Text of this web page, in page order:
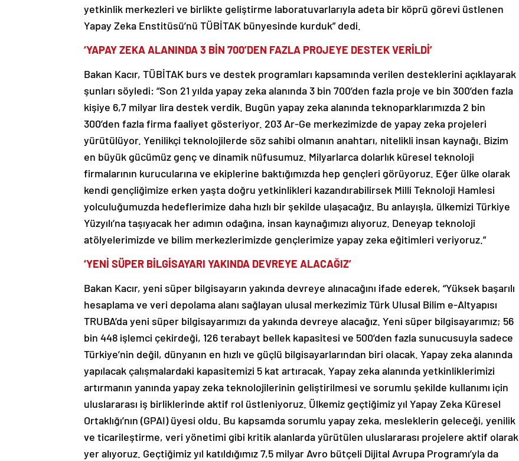
yetkinlik merkezleri ve birlikte geliştirme laboratuvarlarıyla adeta bir köprü görevi üstlenen
Yapay Zeka Enstitüsü’nü TÜBİTAK bünyesinde kurduk” dedi.
‘YAPAY ZEKA ALANINDA 3 BİN 700’DEN FAZLA PROJEYE DESTEK VERİLDİ’
Bakan Kacır, TÜBİTAK burs ve destek programları kapsamında verilen desteklerini açıklayarak
şunları söyledi: “Son 21 yılda yapay zeka alanında 3 bin 700’den fazla proje ve bin 300’den fazla
kişiye 6,7 milyar lira destek verdik. Bugün yapay zeka alanında teknoparklarımızda 2 bin
300’den fazla firma faaliyet gösteriyor. 203 Ar-Ge merkezimizde de yapay zeka projeleri
yürütülüyor. Yenilikçi teknolojilerde söz sahibi olmanın anahtarı, nitelikli insan kaynağı. Bizim
en büyük gücümüz genç ve dinamik nüfusumuz. Milyarlarca dolarlık küresel teknoloji
firmalarının kurucularına ve ekiplerine baktığımızda hep gençleri görüyoruz. Eğer ülke olarak
kendi gençliğimize erken yaşta doğru yetkinlikleri kazandırabilirsek Milli Teknoloji Hamlesi
yolculuğumuzda hedeflerimize daha hızlı bir şekilde ulaşacağız. Bu anlayışla, ülkemizi Türkiye
Yüzyılı’na taşıyacak her adımın odağına, insan kaynağımızı alıyoruz. Deneyap teknoloji
atölyelerimizde ve bilim merkezlerimizde gençlerimize yapay zeka eğitimleri veriyoruz.”
‘YENİ SÜPER BİLGİSAYARI YAKINDA DEVREYE ALACAĞIZ’
Bakan Kacır, yeni süper bilgisayarın yakında devreye alınacağını ifade ederek, “Yüksek başarılı
hesaplama ve veri depolama alanı sağlayan ulusal merkezimiz Türk Ulusal Bilim e-Altyapısı
TRUBA’da yeni süper bilgisayarımızı da yakında devreye alacağız. Yeni süper bilgisayarımız; 56
bin 448 işlemci çekirdeği, 126 terabayt bellek kapasitesi ve 500’den fazla sunucusuyla sadece
Türkiye’nin değil, dünyanın en hızlı ve güçlü bilgisayarlarından biri olacak. Yapay zeka alanında
yapılacak çalışmalardaki kapasitemizi 5 kat artıracak. Yapay zeka alanında yetkinliklerimizi
artırmanın yanında yapay zeka teknolojilerinin geliştirilmesi ve sorumlu şekilde kullanımı için
uluslararası iş birliklerinde aktif rol üstleniyoruz. Ülkemiz geçtiğimiz yıl Yapay Zeka Küresel
Ortaklığı’nın (GPAI) üyesi oldu. Bu kapsamda sorumlu yapay zeka, mesleklerin geleceği, yenilik
ve ticarileştirme, veri yönetimi gibi kritik alanlarda yürütülen uluslararası projelere aktif olarak
yer alıyoruz. Geçtiğimiz yıl katıldığımız 7,5 milyar Avro bütçeli Dijital Avrupa Programı’yla da